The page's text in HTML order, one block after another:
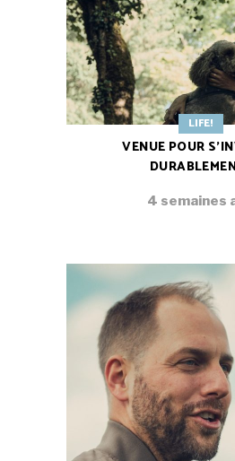
LIFE!
VENUE POUR
4 semaines